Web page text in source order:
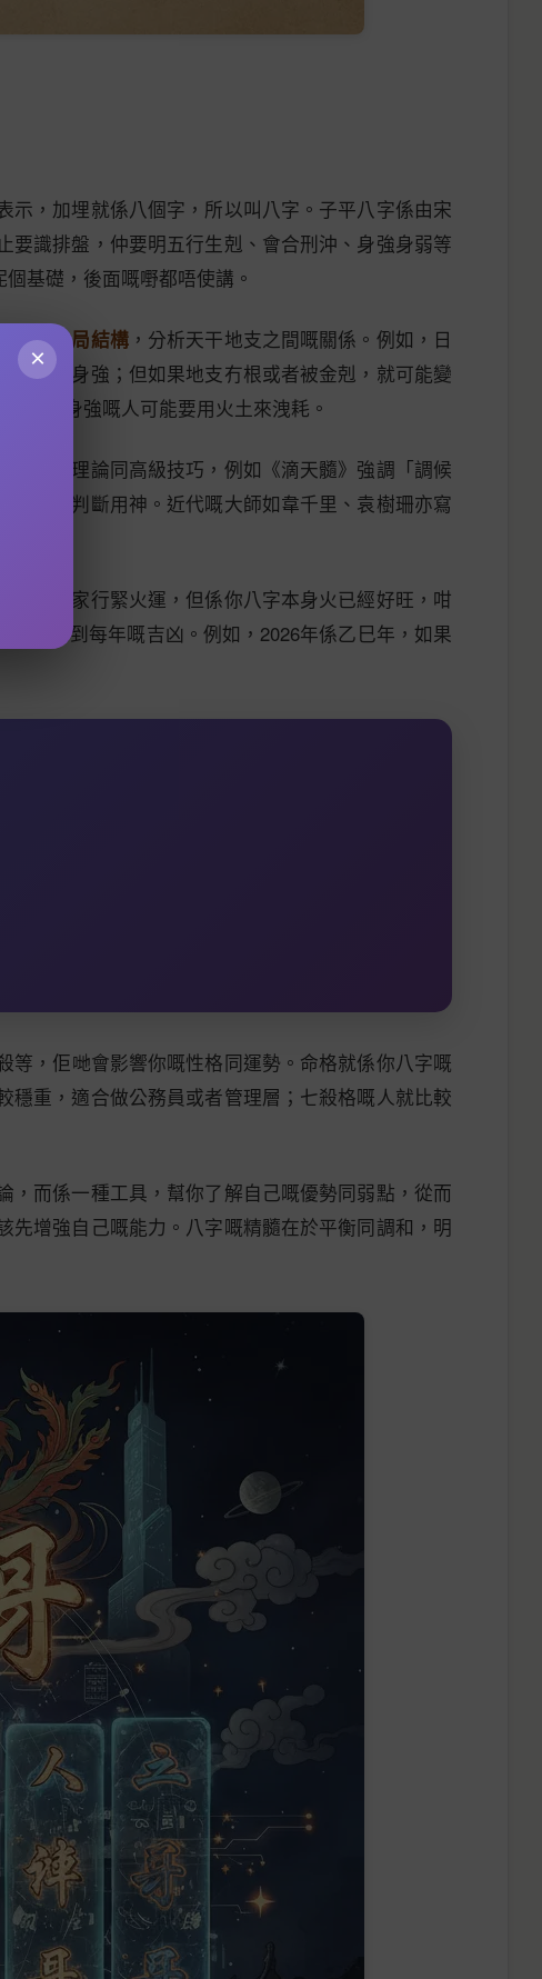
，加埋就係八個字，所以叫八字。子平八字係由宋
識排盤，仲要明五行生剋、會合刑沖、身強身弱等
基礎，後面嘅嘢都唔使講。
要睇 命局結構，分析天干地支之間嘅關係。例如，日
常係身強；但如果地支冇根或者被金剋，就可能變
扶，身強嘅人可能要用火土來洩耗。
基本理論同高級技巧，例如《滴天髓》強調「調候
節來判斷用神。近代嘅大師如韋千里、袁樹珊亦寫
，你而家行緊火運，但係你八字本身火已經好旺，咁
以睇到每年嘅吉凶。例如，2026年係乙巳年，如果
，佢哋會影響你嘅性格同運勢。命格就係你八字嘅
重，適合做公務員或者管理層；七殺格嘅人就比較
而係一種工具，幫你了解自己嘅優勢同弱點，從而
先增強自己嘅能力。八字嘅精髓在於平衡同調和，明
×